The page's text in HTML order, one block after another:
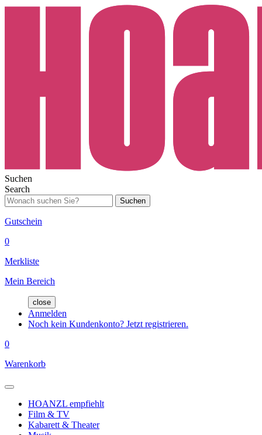
Suchen
Search
Suchen
Gutschein
0
Merkliste
Mein Bereich
close
Anmelden
Noch kein Kundenkonto? Jetzt registrieren.
0
Warenkorb
HOANZL empfiehlt
Film & TV
Kabarett & Theater